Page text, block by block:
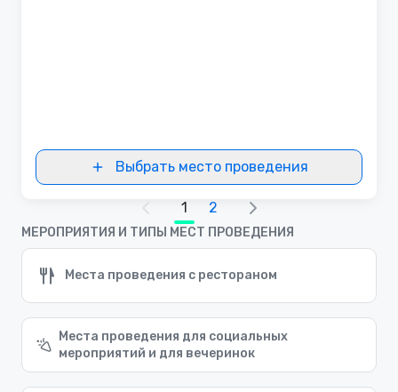
Выбрать место проведения
1 2
МЕРОПРИЯТИЯ И ТИПЫ МЕСТ ПРОВЕДЕНИЯ
Места проведения с рестораном
Места проведения для социальных
мероприятий и для вечеринок